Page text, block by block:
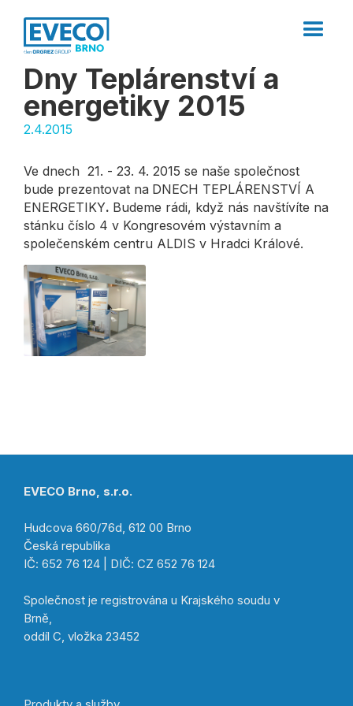
Dny Teplárenství a
energetiky 2015
2.4.2015
Ve dnech 21. - 23. 4. 2015 se naše společnost
bude prezentovat na DNECH TEPLÁRENSTVÍ A
ENERGETIKY. Budeme rádi, když nás navštívíte na
stánku číslo 4 v Kongresovém výstavním a
společenském centru ALDIS v Hradci Králové.
EVECO Brno, s.r.o.
Hudcova 660/76d, 612 00 Brno
Česká republika
IČ: 652 76 124 | DIČ: CZ 652 76 124
Společnost je registrována u Krajského soudu v
Brně,
oddíl C, vložka 23452